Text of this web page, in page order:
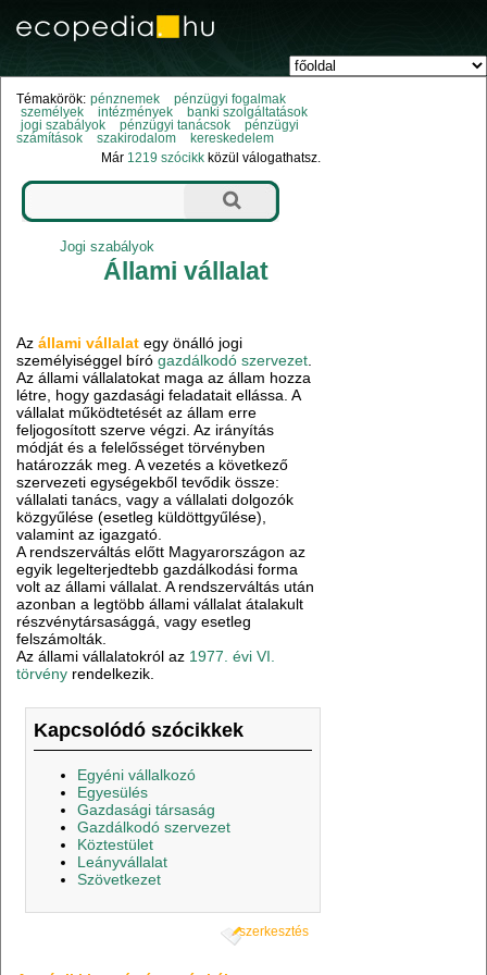
Témakörök: pénznemek
pénzügyi fogalmak
személyek
intézmények
banki szolgáltatások
jogi szabályok
pénzügyi tanácsok
pénzügyi
számítások
szakirodalom
kereskedelem
Már 1219 szócikk közül válogathatsz.
Jogi szabályok
Állami vállalat
Azállami vállalat egy önálló jogi
személyiséggel bírógazdálkodó szervezet
Az állami vállalatokat maga az állam hozza
létre, hogy gazdasági feladatait ellássa. A
vállalat működtetését az állam erre
feljogosított szerve végzi. Az irányítás
módját és a felelősséget törvényben
határozzák meg. A vezetés a következő
szervezeti egységekből tevődik össze:
vállalati tanács, vagy a vállalati dolgozók
közgyűlése (esetleg küldöttgyűlése),
valamint az igazgató.
A rendszerváltás előtt Magyarországon az
egyik legelterjedtebb gazdálkodási forma
volt az állami vállalat. A rendszerváltás után
azonban a legtöbb állami vállalat átalakult
részvénytársasággá, vagy esetleg
felszámolták.
Az állami vállalatokról az 1977. évi VI.
törvény rendelkezik.
Kapcsolódó szócikkek
Egyéni vállalkozó
Egyesülés
Gazdasági társaság
Gazdálkodó szervezet
Köztestület
Leányvállalat
Szövetkezet
szerkesztés